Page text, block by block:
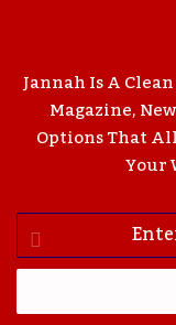
Jannah Is A
Magazine,
Options That
Your
Enter
Your
Email
Address